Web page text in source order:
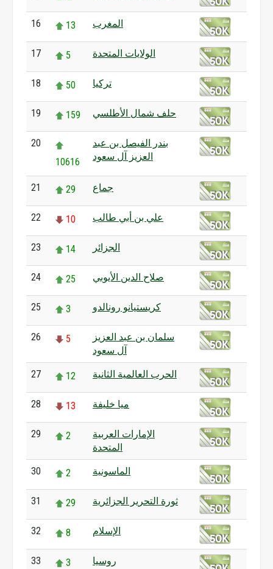
16 13 المغرب
17 5 الولايات المتحدة
18 50 تركيا
19 159 حلف شمال الأطلسي
20
10616
بندر الفيصل بن عبد
العزيز آل سعود
21 29 جماع
22 10 علي بن أبي طالب
23 14 الجزائر
24 25 صلاح الدين الأيوبي
25 3 كريستيانو رونالدو
26 5
سلمان بن عبد العزيز
آل سعود
27 12 الحرب العالمية الثانية
28 13 ميا خليفة
29 2
الإمارات العربية
المتحدة
30 2 الماسونية
31 29 ثورة التحرير الجزائرية
32 8 الإسلام
33 3 روسيا